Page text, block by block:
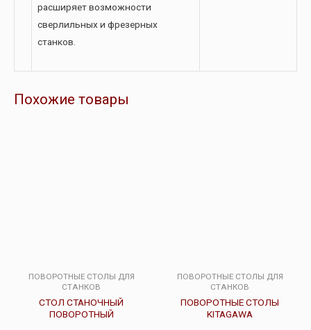
расширяет возможности
сверлильных и фрезерных
станков.
Похожие товары
ПОВОРОТНЫЕ СТОЛЫ ДЛЯ
СТАНКОВ
СТОЛ СТАНОЧНЫЙ
ПОВОРОТНЫЙ
ПОВОРОТНЫЕ СТОЛЫ ДЛЯ
СТАНКОВ
ПОВОРОТНЫЕ СТОЛЫ
KITAGAWA